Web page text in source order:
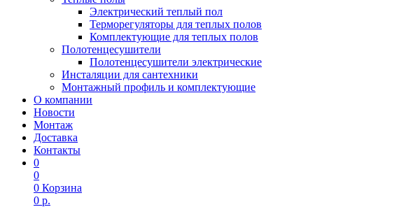
Электрический теплый пол
Терморегуляторы для теплых полов
Комплектующие для теплых полов
Полотенцесушители
Полотенцесушители электрические
Инсталяции для сантехники
Монтажный профиль и комплектующие
О компании
Новости
Монтаж
Доставка
Контакты
0
0
0 Корзина
0 р.